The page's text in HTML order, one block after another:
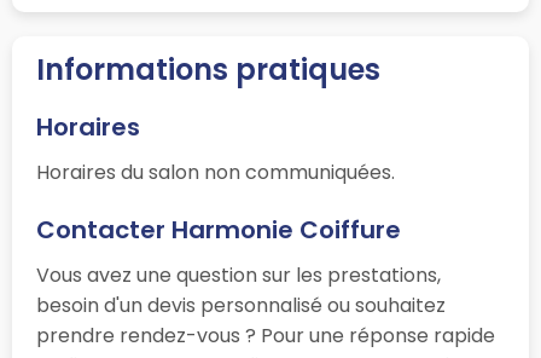
Informations pratiques
Horaires
Horaires du salon non communiquées.
Contacter Harmonie Coiffure
Vous avez une question sur les prestations,
besoin d'un devis personnalisé ou souhaitez
prendre rendez-vous ? Pour une réponse rapide